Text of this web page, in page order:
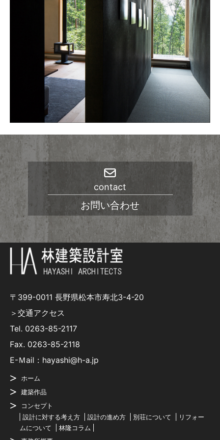
contact
お問い合わせ
〒399-0011 長野県松本市寿北3-4-20
＞交通アクセス
Tel. 0263-85-2117
Fax. 0263-85-2118
E-Ｍail：hayashi@h-a.jp
ホーム
建築作品
コンセプト
設計に対する考え方
設計の進め方 別荘について
リフォー
ムについて
林隆コラム